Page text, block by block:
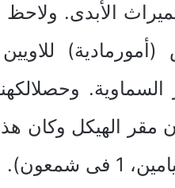
الأبدى.
(أمورمادية)
السماوية.
فى شمعون).